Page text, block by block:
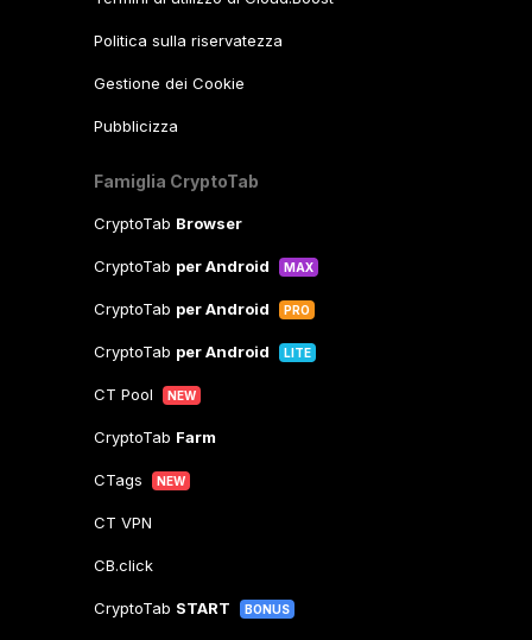
Politica sulla riservatezza
Gestione dei Cookie
Pubblicizza
Famiglia CryptoTab
CryptoTab Browser
CryptoTab per Android MAX
CryptoTab per Android PRO
CryptoTab per Android LITE
CT Pool NEW
CryptoTab Farm
CTags NEW
CT VPN
CB.click
CryptoTab START BONUS